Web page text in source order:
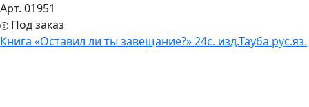
Арт. 01951
Под заказ
Книга «Оставил ли ты завещание?» 24с. изд.Тауба рус.яз.